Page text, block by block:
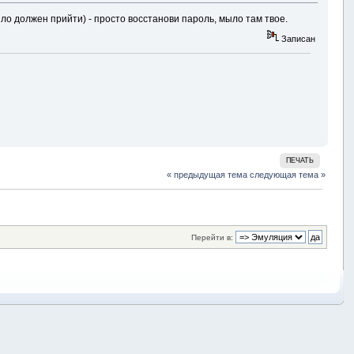
должен прийти) - просто восстанови пароль, мыло там твое.
Записан
ПЕЧАТЬ
« предыдущая тема следующая тема »
Перейти в: